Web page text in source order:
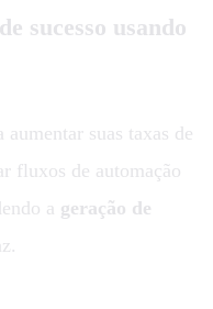
sucesso usando
suas taxas de
fluxos de automação
a geração de